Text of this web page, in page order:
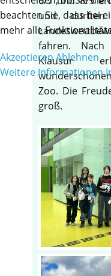
und durften
fahren. Nach
Klausur
Zoo. Die
groß.
beachten Sie, dass bei
mehr alle
AkzeptierenAblehnen
Weitere Informationen